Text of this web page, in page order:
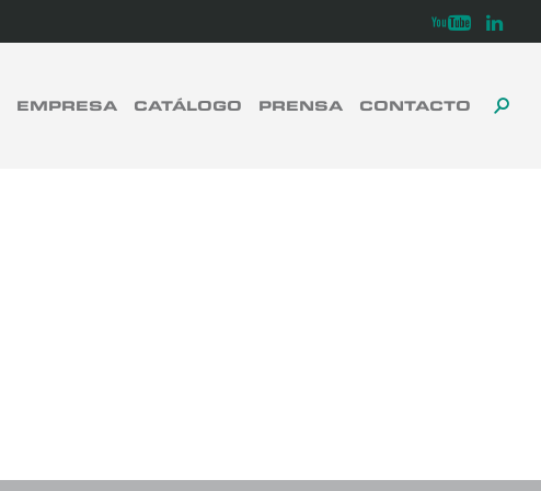
Youtube
EMPRESA CATÁLOGO PRENSA CONTACTO
CERRAR